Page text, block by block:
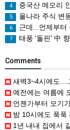
4 중국산 메모리
5 울나라 주식 변
6 근데...언제부터
7 태풍 '돌핀' 中
Comments
새벽3~4시에도....
예전에는 여름에 모기
언젠가부터 모기
밤 10시에도 푹푹
1년 내내 집에서